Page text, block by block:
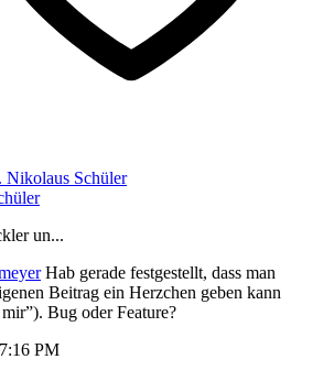
un...
Hab gerade festgestellt, dass man
Beitrag ein Herzchen geben kann
Bug oder Feature?
PM